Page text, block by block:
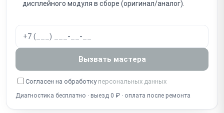
Нет громкого звука / не работает громкоговоритель
(speaker)
Собеседник не слышит / не работает микрофон
Попадание воды / окисление (несмотря на IP-
защиту)
дисплейного модуля в сборе (оригинал/аналог).
Вызвать мастера
Согласен на обработку персональных данных
Диагностика бесплатно · выезд 0 ₽ · оплата после ремонта